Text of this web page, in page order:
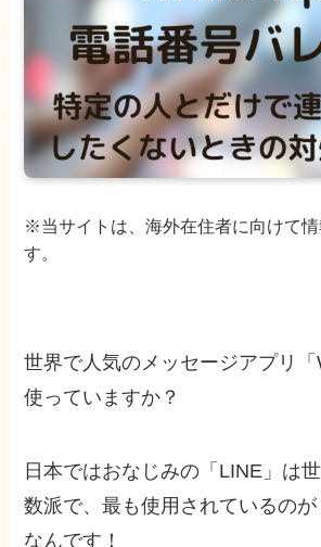
※当サイトは、海外在住者に向けて情
す。
世界で人気のメッセージアプリ
使っていますか？
日本ではおなじみの「LINE」は
数派で、最も使用されているのが
なんです！